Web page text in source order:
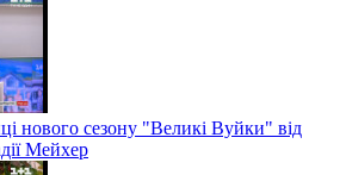
нового сезону "Великі Вуйки" від
Мейхер